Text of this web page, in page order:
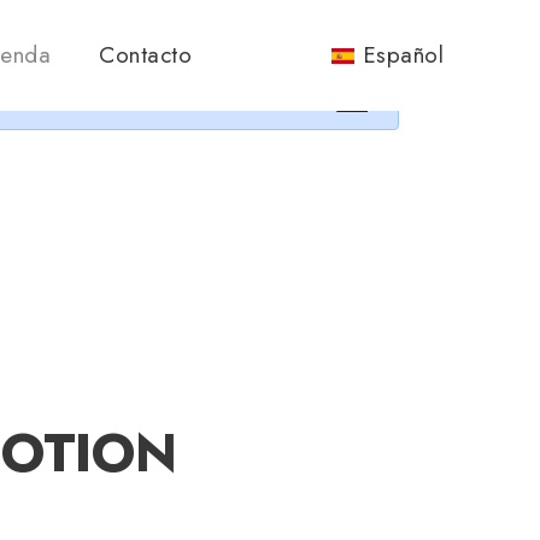
Contacto Español